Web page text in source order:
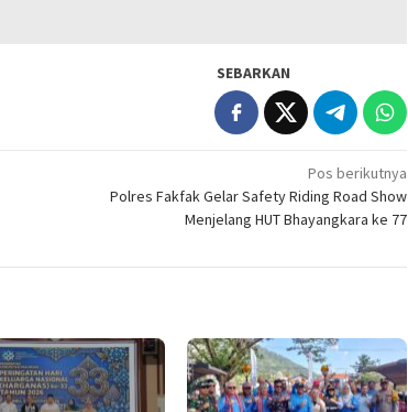
SEBARKAN
Pos berikutnya
Polres Fakfak Gelar Safety Riding Road Show
Menjelang HUT Bhayangkara ke 77